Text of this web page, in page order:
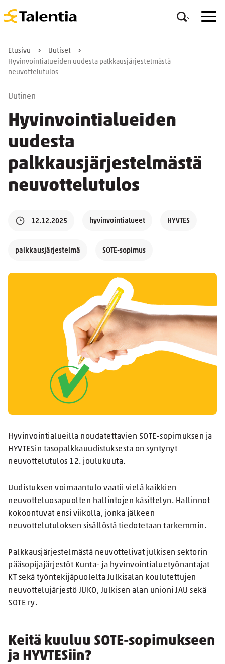
Etusivu
Uutiset
Hyvinvointialueiden uudesta palkkausjärjestelmästä
neuvottelutulos
Uutinen
Hyvinvointialueiden
uudesta
palkkausjärjestelmästä
neuvottelutulos
12.12.2025 hyvinvointialueet HYVTES
palkkausjärjestelmä SOTE-sopimus
Hyvinvointialueilla noudatettavien SOTE-sopimuksen ja
HYVTESin tasopalkkauudistuksesta on syntynyt
neuvottelutulos 12. joulukuuta.
Uudistuksen voimaantulo vaatii vielä kaikkien
neuvotteluosapuolten hallintojen käsittelyn. Hallinnot
kokoontuvat ensi viikolla, jonka jälkeen
neuvottelutuloksen sisällöstä tiedotetaan tarkemmin.
Palkkausjärjestelmästä neuvottelivat julkisen sektorin
pääsopijajärjestöt Kunta- ja hyvinvointialuetyönantajat
KT sekä työntekijäpuolelta Julkisalan koulutettujen
neuvottelujärjestö JUKO, Julkisen alan unioni JAU sekä
SOTE ry.
Keitä kuuluu SOTE-sopimukseen
ja HYVTESiin?